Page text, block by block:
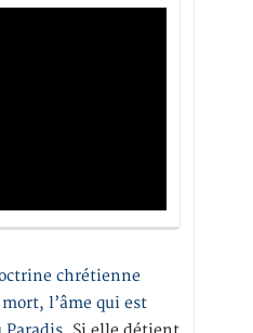
chrétienne
l’âme qui est